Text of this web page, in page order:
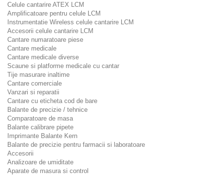
Celule cantarire ATEX LCM
Amplificatoare pentru celule LCM
Instrumentatie Wireless celule cantarire LCM
Accesorii celule cantarire LCM
Cantare numaratoare piese
Cantare medicale
Cantare medicale diverse
Scaune si platforme medicale cu cantar
Tije masurare inaltime
Cantare comerciale
Vanzari si reparatii
Cantare cu eticheta cod de bare
Balante de precizie / tehnice
Comparatoare de masa
Balante calibrare pipete
Imprimante Balante Kern
Balante de precizie pentru farmacii si laboratoare
Accesorii
Analizoare de umiditate
Aparate de masura si control